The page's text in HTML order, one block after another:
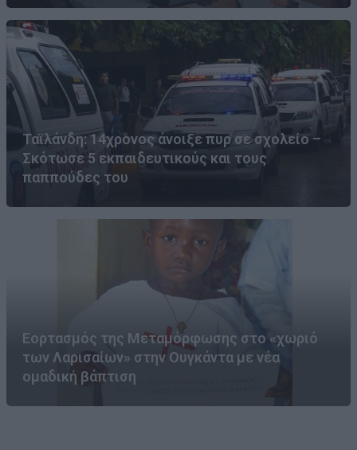
Ταϊλάνδη: 14χρονος άνοιξε πυρ σε σχολείο –
Σκότωσε 5 εκπαιδευτικούς και τους
παππούδες του
Εορτασμός της Μεταμόρφωσης στο «χωριό
των Λαρισαίων» στην Ουγκάντα με νέα
ομαδική βάπτιση